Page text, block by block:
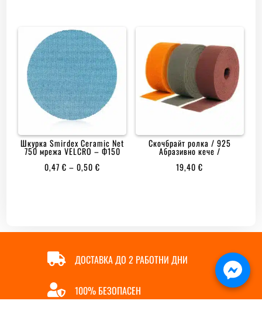
THROUGH
0,34 €
THROUGH
25,05 €
Шкурка Smirdex Ceramic Net
750 мрежа VELCRO – Ф150
0,47€ – 0,50€
Скочбрайт ролка / 925
Абразивно кече /
19,40€
 ДОСТАВКА ДО 2 РАБОТНИ ДНИ
 100% БЕЗОПАСЕН